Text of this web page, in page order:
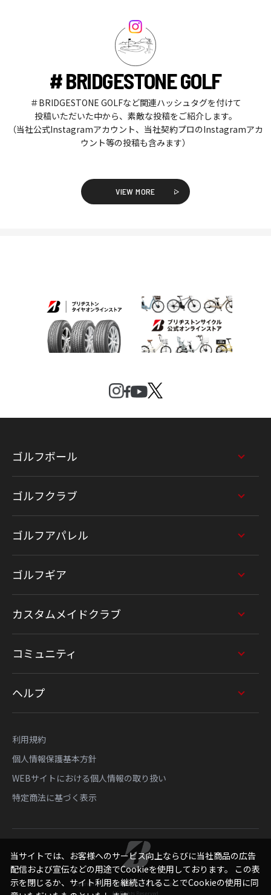
# BRIDGESTONE GOLF
＃BRIDGESTONE GOLFなど関連ハッシュタグを付けて
投稿いただいた中から、素敵な投稿をご紹介します。
（当社公式Instagramアカウント、当社契約プロのInstagramアカ
ウント等の投稿も含みます）
VIEW MORE
ゴルフボール
ゴルフクラブ
ゴルフアパレル
ゴルフギア
カスタムメイドクラブ
コミュニティ
ヘルプ
利用規約
個人情報保護基本方針
WEBサイトにおける個人情報の取り扱い
特定商法に基づく表示
Copyright © Bridgestone Sports Sales Japan Co., Ltd.
All Rights Reserved.
当サイトでは、お客様へのサービス向上ならびに当社商品の広告
配信および宣伝などの用途でCookieを使用しております。 この表
示を閉じるか、サイト利用を継続されることでCookieの使用に同